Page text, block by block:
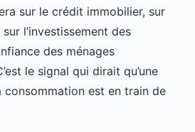
sur le crédit immobilier, sur
l’investissement des
des ménages
le signal qui dirait qu’une
consommation est en train de